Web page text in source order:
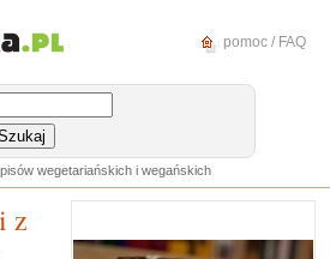
pomoc / FAQ
wegetariańskich i wegańskich
z